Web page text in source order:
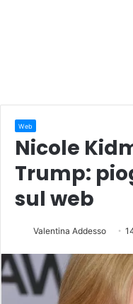
Web
Nicole
Trump:
sul web
Valentina Addesso